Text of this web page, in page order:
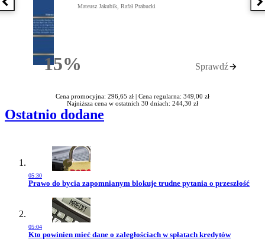
Poprzednia książka
15%Rabatu
Mateusz Jakubik, Rafał Prabucki
Sprawdź
Cena promocyjna: 296,65 zł | Cena regularna: 349,00 zł
Najniższa cena w ostatnich 30 dniach: 244,30 zł
Ostatnio dodane
05:30
Przejdź do artykułu:
Prawo do bycia zapomnianym blokuje trudne pytania o przeszłość
05:04
Przejdź do artykułu:
Kto powinien mieć dane o zaległościach w spłatach kredytów